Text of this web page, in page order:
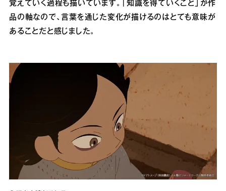
覚えていく過程も描いています。「知識を得ていくこと」が作
品の軸なので、言葉を通じた変化が描けるのはとても意味が
あることだと感じました。